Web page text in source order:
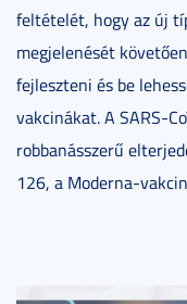
feltételét, hogy az új
megjelenését
fejleszteni és be
vakcinákat. A SARS-
robbanásszerű
126, a Moderna-